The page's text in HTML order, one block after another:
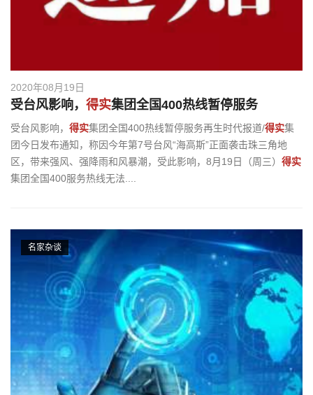
2020年08月19日
受台风影响， 得实集团全国400热线暂停服务
受台风影响， 得实集团全国400热线暂停服务再生时代报道/得实集
团今日发布通知，称因今年第7号台风“海高斯”正面袭击珠三角地
区，带来强风、强降雨和风暴潮，受此影响，8月19日（周三） 得实
集团全国400服务热线无法....
名家杂谈